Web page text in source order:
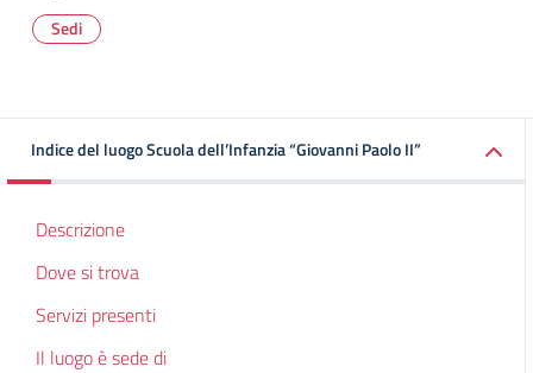
Sedi
Indice del luogo Scuola dell’Infanzia “Giovanni Paolo II”
Descrizione
Dove si trova
Servizi presenti
Il luogo è sede di